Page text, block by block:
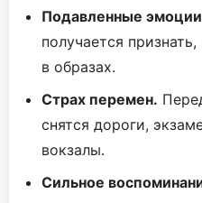
Подавленные
получается
в образах.
Страх перемен.
снятся дороги,
вокзалы.
Сильное